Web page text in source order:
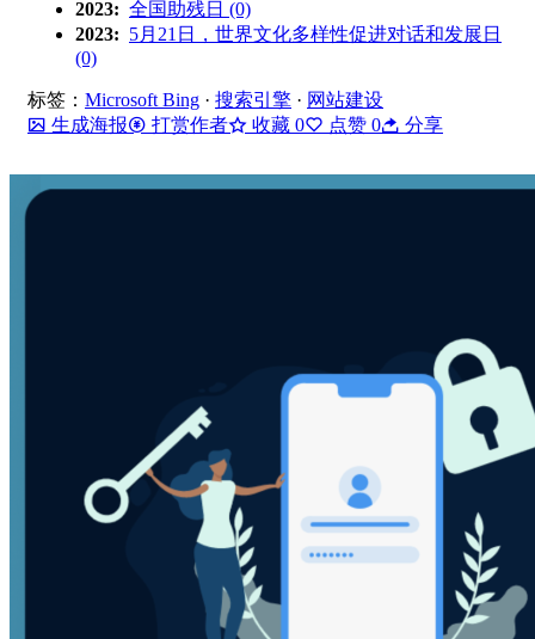
2023: 全国助残日 (0)
2023: 5月21日，世界文化多样性促进对话和发展日
(0)
标签： Microsoft Bing · 搜索引擎 · 网站建设
生成海报
打赏作者 收藏 0 点赞 0 分享